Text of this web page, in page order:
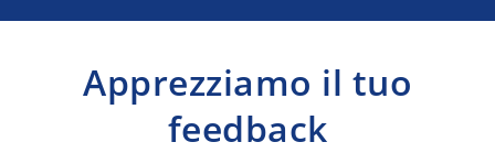
Apprezziamo il tuo
feedback